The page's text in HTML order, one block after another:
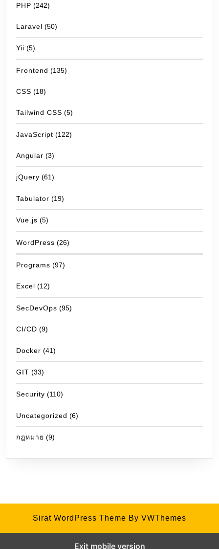
PHP (242)
Laravel (50)
Yii (5)
Frontend (135)
CSS (18)
Tailwind CSS (5)
JavaScript (122)
Angular (3)
jQuery (61)
Tabulator (19)
Vue.js (5)
WordPress (26)
Programs (97)
Excel (12)
SecDevOps (95)
CI/CD (9)
Docker (41)
GIT (33)
Security (110)
Uncategorized (6)
กฎหมาย (9)
Sirat WordPress Theme By VWThemes
Exit mobile version